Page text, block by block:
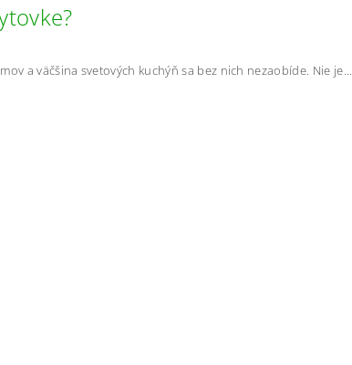
a väčšina svetových kuchýň sa bez nich nezaobíde. Nie je...